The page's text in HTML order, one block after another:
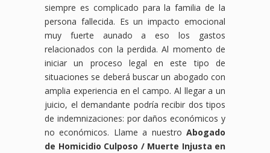
siempre es complicado para la familia de la
persona fallecida. Es un impacto emocional
muy fuerte aunado a eso los gastos
relacionados con la perdida. Al momento de
iniciar un proceso legal en este tipo de
situaciones se deberá buscar un abogado con
amplia experiencia en el campo. Al llegar a un
juicio, el demandante podría recibir dos tipos
de indemnizaciones: por daños económicos y
no económicos. Llame a nuestro Abogado
de Homicidio Culposo / Muerte Injusta en